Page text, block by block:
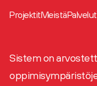
ProjektitMeistäPalvelut
Sistem on